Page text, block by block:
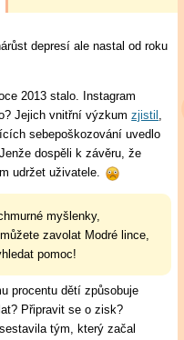
depresí ale nastal od roku
2013 stalo. Instagram
Jejich vnitřní výzkumzjistil ,
sebepoškozování uvedlo
dospěli k závěru, že
udržet uživatele.
myšlenky,
, můžete zavolat Modré lince,
pomoc!
procentu dětí způsobuje
Připravit se o zisk?
tým, který začal